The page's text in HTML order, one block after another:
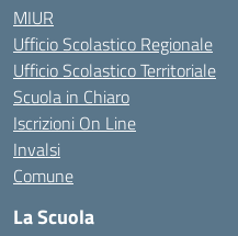
MIUR
Ufficio Scolastico Regionale
Ufficio Scolastico Territoriale
Scuola in Chiaro
Iscrizioni On Line
Invalsi
Comune
La Scuola